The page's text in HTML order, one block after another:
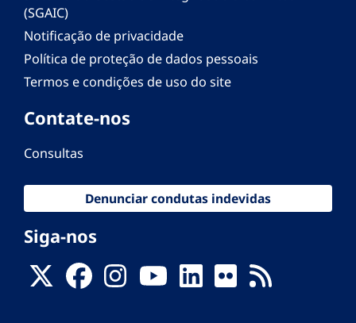
(SGAIC)
Notificação de privacidade
Política de proteção de dados pessoais
Termos e condições de uso do site
Contate-nos
Consultas
Denunciar condutas indevidas
Siga-nos